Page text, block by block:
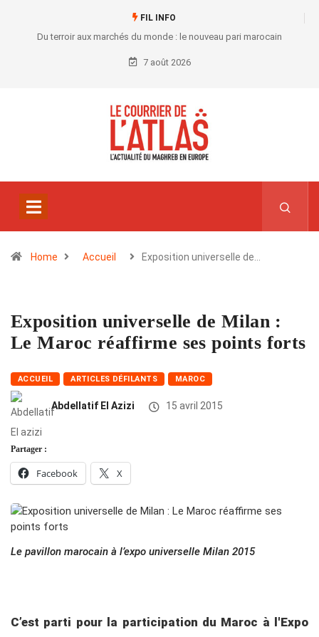
FIL INFO
Du terroir aux marchés du monde : le nouveau pari marocain
7 août 2026
Home Accueil Exposition universelle de…
Exposition universelle de Milan :
Le Maroc réaffirme ses points forts
ACCUEIL ARTICLES DÉFILANTS MAROC
Abdellatif El Azizi 15 avril 2015
Partager :
Facebook X
Le pavillon marocain à l’expo universelle Milan 2015
C’est parti pour la participation du Maroc à l'Expo